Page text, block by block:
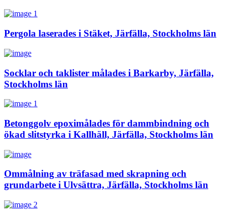
Pergola laserades i Stäket, Järfälla, Stockholms län
Socklar och taklister målades i Barkarby, Järfälla,
Stockholms län
Betonggolv epoximålades för dammbindning och
ökad slitstyrka i Kallhäll, Järfälla, Stockholms län
Ommålning av träfasad med skrapning och
grundarbete i Ulvsättra, Järfälla, Stockholms län